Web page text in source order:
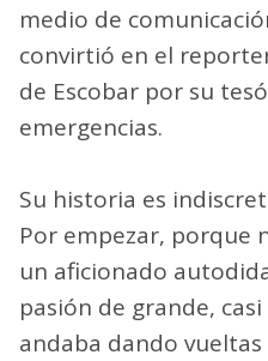
medio de
convirtió en el
de Escobar por su
emergencias.
Su historia es
Por empezar, porque
un aficionado
pasión de grande, casi
andaba dando